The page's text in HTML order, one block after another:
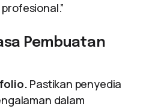
Pembuatan
Pastikan penyedia
dalam